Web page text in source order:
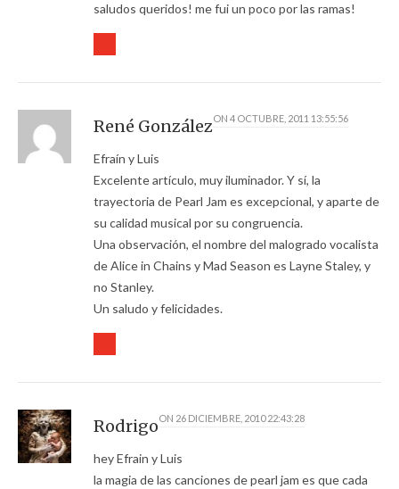
saludos queridos! me fui un poco por las ramas!
René GonzálezON 4 OCTUBRE, 2011 13:55:56
Efraín y Luis
Excelente artículo, muy iluminador. Y sí, la
trayectoria de Pearl Jam es excepcional, y aparte de
su calidad musical por su congruencia.
Una observación, el nombre del malogrado vocalista
de Alice in Chains y Mad Season es Layne Staley, y
no Stanley.
Un saludo y felicidades.
RodrigoON 26 DICIEMBRE, 2010 22:43:28
hey Efrain y Luis
la magia de las canciones de pearl jam es que cada